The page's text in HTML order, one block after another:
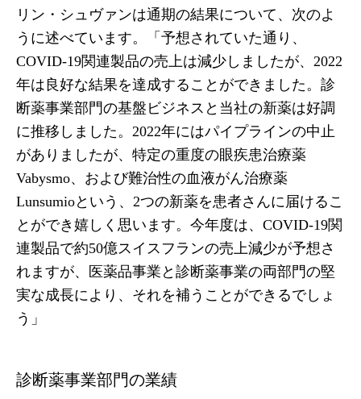
リン・シュヴァンは通期の結果について、次のよ
うに述べています。「予想されていた通り、
COVID-19関連製品の売上は減少しましたが、2022
年は良好な結果を達成することができました。診
断薬事業部門の基盤ビジネスと当社の新薬は好調
に推移しました。2022年にはパイプラインの中止
がありましたが、特定の重度の眼疾患治療薬
Vabysmo、および難治性の血液がん治療薬
Lunsumioという、2つの新薬を患者さんに届けるこ
とができ嬉しく思います。今年度は、COVID-19関
連製品で約50億スイスフランの売上減少が予想さ
れますが、医薬品事業と診断薬事業の両部門の堅
実な成長により、それを補うことができるでしょ
う」
診断薬事業部門の業績